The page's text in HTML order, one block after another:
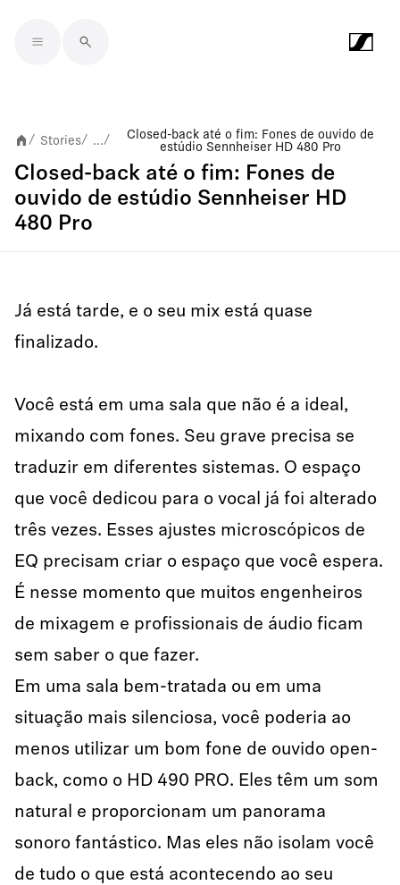
/ Stories/ .../
Closed-back até o fim: Fones de ouvido de
estúdio Sennheiser HD 480 Pro
Closed-back até o fim: Fones de
ouvido de estúdio Sennheiser HD
480 Pro
Já está tarde, e o seu mix está quase
finalizado.
Você está em uma sala que não é a ideal,
mixando com fones. Seu grave precisa se
traduzir em diferentes sistemas. O espaço
que você dedicou para o vocal já foi alterado
três vezes. Esses ajustes microscópicos de
EQ precisam criar o espaço que você espera.
É nesse momento que muitos engenheiros
de mixagem e profissionais de áudio ficam
sem saber o que fazer.
Em uma sala bem-tratada ou em uma
situação mais silenciosa, você poderia ao
menos utilizar um bom fone de ouvido open-
back, como o HD 490 PRO. Eles têm um som
natural e proporcionam um panorama
sonoro fantástico. Mas eles não isolam você
de tudo o que está acontecendo ao seu